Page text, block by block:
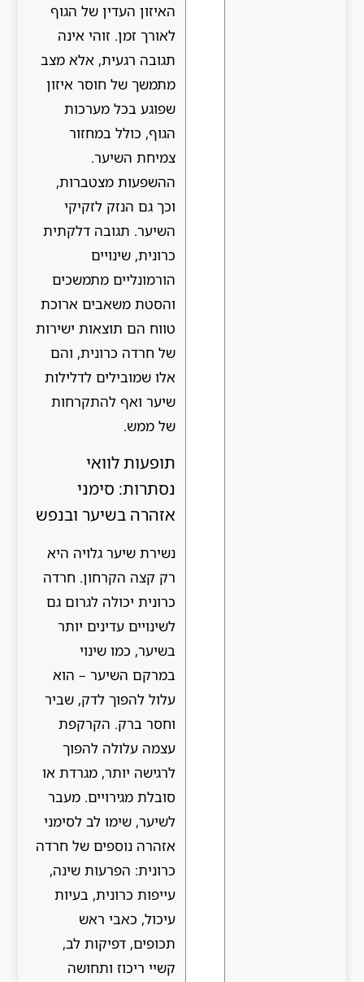
האיזון העדין של הגוף
לאורך זמן. זוהי אינה
תגובה רגעית, אלא מצב
מתמשך של חוסר איזון
שפוגע בכל מערכות
הגוף, כולל במחזור
צמיחת השיער.
ההשפעות מצטברות,
וכך גם הנזק לזקיקי
השיער. תגובה דלקתית
כרונית, שינויים
הורמונליים מתמשכים
והסטת משאבים ארוכת
טווח הם תוצאות ישירות
של חרדה כרונית, והם
אלו שמובילים לדלילות
שיער ואף להתקרחות
של ממש.
תופעות לוואי
נסתרות: סימני
אזהרה בשיער ובנפש
נשירת שיער גלויה היא
רק קצה הקרחון. חרדה
כרונית יכולה לגרום גם
לשינויים עדינים יותר
בשיער, כמו שינוי
במרקם השיער – הוא
עלול להפוך לדק, שביר
וחסר ברק. הקרקפת
עצמה עלולה להפוך
לרגישה יותר, מגרדת או
סובלת מגירויים. מעבר
לשיער, שימו לב לסימני
אזהרה נוספים של חרדה
כרונית: הפרעות שינה,
עייפות כרונית, בעיות
עיכול, כאבי ראש
תכופים, דפיקות לב,
קשיי ריכוז ותחושה